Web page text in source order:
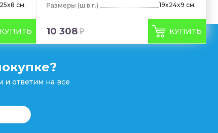
см.
КУПИТЬ
(ш.в.г.)
19x24x9 см.
10 308 КУПИТЬ
и ответим на все